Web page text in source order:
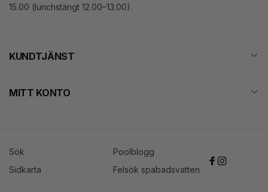
15.00 (lunchstängt 12.00–13.00).
KUNDTJÄNST
MITT KONTO
Sök
Poolblogg
Sidkarta
Felsök spabadsvatten Facebook
Instagram